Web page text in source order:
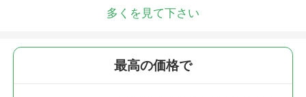
多くを見て下さい
最高の価格で